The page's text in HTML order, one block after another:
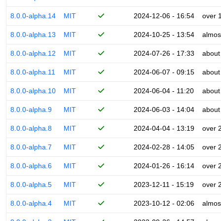
8.0.0-alpha.14 MIT 2024-12-06 - 16:54 over
8.0.0-alpha.13 MIT 2024-10-25 - 13:54
8.0.0-alpha.12 MIT 2024-07-26 - 17:33
8.0.0-alpha.11 MIT 2024-06-07 - 09:15
8.0.0-alpha.10 MIT 2024-06-04 - 11:20
8.0.0-alpha.9 MIT 2024-06-03 - 14:04
8.0.0-alpha.8 MIT 2024-04-04 - 13:19 over
8.0.0-alpha.7 MIT 2024-02-28 - 14:05 over
8.0.0-alpha.6 MIT 2024-01-26 - 16:14 over
8.0.0-alpha.5 MIT 2023-12-11 - 15:19 over
8.0.0-alpha.4 MIT 2023-10-12 - 02:06